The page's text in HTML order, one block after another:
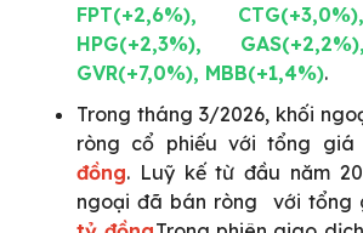
FPT(+2,6%),
HPG(+2,3%),
GVR(+7,0%), MBB(+1,4%).
Trong tháng 3/2026, khối
ròng cổ phiếu với tổng
đồng. Luỹ kế từ đầu năm
ngoại đã bán ròng với tổng